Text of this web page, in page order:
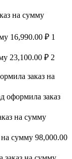
на сумму
16,990.00 ₽ 1
23,100.00 ₽ 2
заказ на
оформила заказ
на сумму
сумму 98,000.00